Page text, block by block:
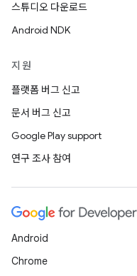
스튜디오 다운로드
Android NDK
지원
플랫폼 버그 신고
문서 버그 신고
Google Play support
연구 조사 참여
Android
Chrome